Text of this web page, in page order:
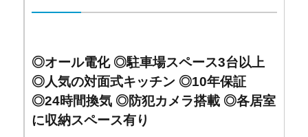
◎オール電化 ◎駐車場スペース3台以上
◎人気の対面式キッチン ◎10年保証
◎24時間換気 ◎防犯カメラ搭載 ◎各居室
に収納スペース有り